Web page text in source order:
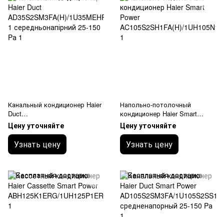
Канальный кондиционер Haier
Duct
AD35S2SM3FA(H)/1U35MEHFR
A-1 середньонапірний 25-150
Pа
Цену уточняйте
Узнать цену
Напольно-потолочный
кондиционер Haier Smart
Power
AC105S2SH1FA(H)/1UH105N1E
RG
Цену уточняйте
Узнать цену